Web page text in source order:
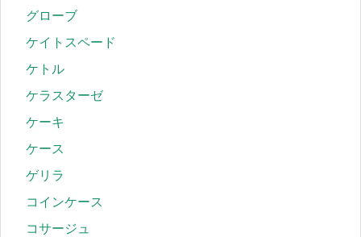
グローブ
ケイトスペード
ケトル
ケラスターゼ
ケーキ
ケース
ゲリラ
コインケース
コサージュ